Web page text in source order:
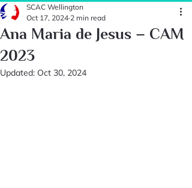
Ana Maria de Jesus – CAM
2023
SCAC Wellington
Oct 17, 2024 2 min read
Updated: Oct 30, 2024